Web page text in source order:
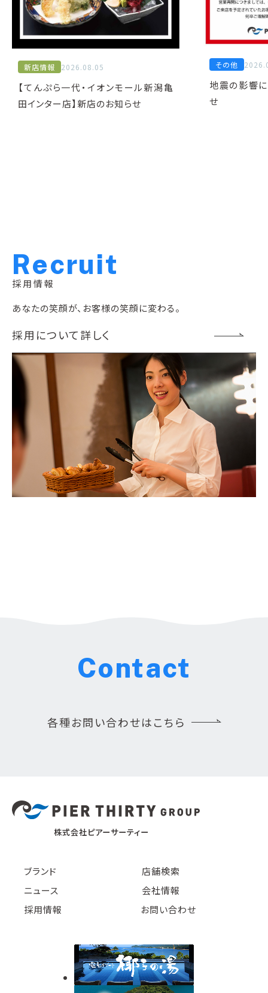
新店情報 2026.08.05
【てんぷら一代・イオンモール新潟亀
田インター店】新店のお知らせ
その他
地震の影響
せ
Recruit
採用情報
あなたの笑顔が、お客様の笑顔に変わる。
採用について詳しく
Contact
各種お問い合わせはこちら
株式会社ピアーサーティー
ブランド
店舗検索
ニュース
会社情報
採用情報
お問い合わせ